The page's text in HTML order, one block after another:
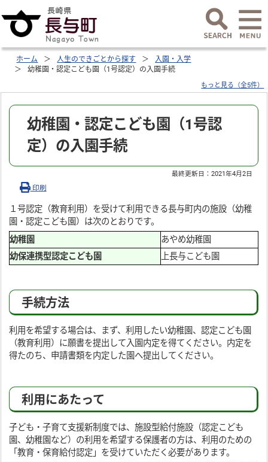
ホーム 人生のできごとから探す
入園・入学
幼稚園・認定こども園（1号認定）の入園手続
もっと見る（全5件）
幼稚園・認定こども園（1号認
定）の入園手続
最終更新日：2021年4月2日
印刷
１号認定（教育利用）を受けて利用できる長与町内の施設（幼稚
園・認定こども園）は次のとおりです。
幼稚園
あやめ幼稚園
幼保連携型認定こども園
上長与こども園
手続方法
利用を希望する場合は、まず、利用したい幼稚園、認定こども園
（教育利用）に願書を提出して入園内定を得てください。内定を
得たのち、申請書類を内定した園へ提出してください。
利用にあたって
子ども・子育て支援新制度では、施設型給付施設（認定こども
園、幼稚園など）の利用を希望する保護者の方は、利用のための
「教育・保育給付認定」を受けていただく必要があります。